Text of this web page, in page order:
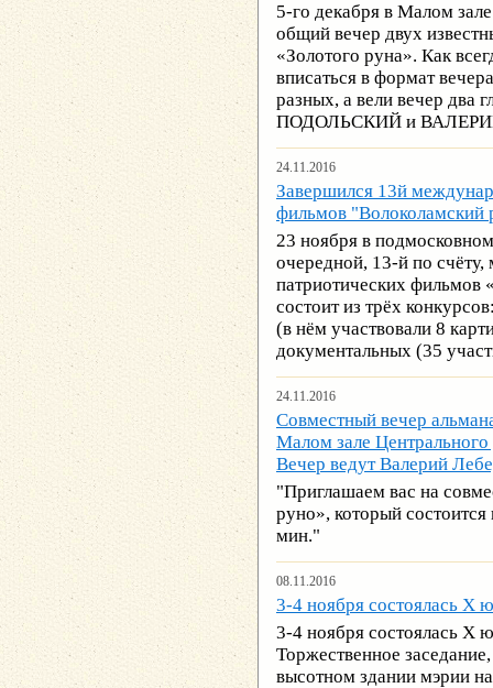
5-го декабря в Малом
общий вечер двух
«Золотого руна». Как
вписаться в формат
разных, а вели вечер два
ПОДОЛЬСКИЙ и
24.11.2016
Завершился 13й
фильмов "Волоколамский
23 ноября в
очередной, 13-й по
патриотических фильмов
состоит из трёх
(в нём участвовали 8
документальных (35
24.11.2016
Совместный вечер
Малом зале
Вечер ведут Валерий
"Приглашаем вас на
руно», который
мин."
08.11.2016
3-4 ноября состоялась Х
3-4 ноября состоялась Х
Торжественное
высотном здании мэрии